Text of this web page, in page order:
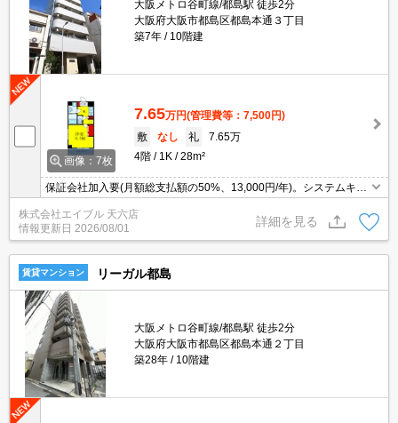
大阪メトロ谷町線/都島駅 徒歩2分
大阪府大阪市都島区都島本通３丁目
築7年
10階建
画像：7枚
7.65万円(管理費等：7,500円)
敷
なし 礼
7.65万
4階
1K 28m²
保証会社加入要(月額総支払額の50%、13,000円/年)。システムキッ
チンをお好みの方に。防犯カメラ付きマンション。保証会社加入要
(月額総支払額の50%、13,000円/年)。
株式会社エイブル 天六店
情報更新日 2026/08/01
詳細を見る
賃貸マンション リーガル都島
大阪メトロ谷町線/都島駅 徒歩2分
大阪府大阪市都島区都島本通２丁目
築28年
10階建